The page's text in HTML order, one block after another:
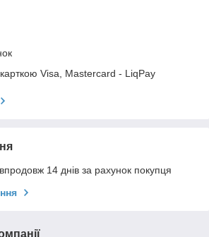
Visa, Mastercard - LiqPay
14 днів за рахунок покупця